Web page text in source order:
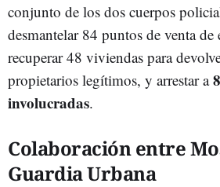
conjunto de los dos cuerpos
desmantelar 84 puntos de venta de
recuperar 48 viviendas para
propietarios legítimos, y arrestar a
involucradas.
Colaboración entre
Guardia Urbana